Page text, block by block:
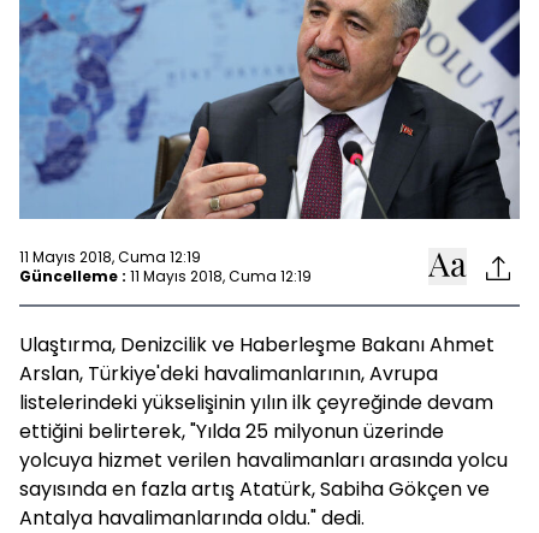
11 Mayıs 2018, Cuma 12:19
Güncelleme : 11 Mayıs 2018, Cuma 12:19
Ulaştırma, Denizcilik ve Haberleşme Bakanı Ahmet
Arslan, Türkiye'deki havalimanlarının, Avrupa
listelerindeki yükselişinin yılın ilk çeyreğinde devam
ettiğini belirterek, "Yılda 25 milyonun üzerinde
yolcuya hizmet verilen havalimanları arasında yolcu
sayısında en fazla artış Atatürk, Sabiha Gökçen ve
Antalya havalimanlarında oldu." dedi.